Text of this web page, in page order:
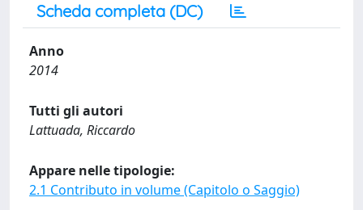
Scheda completa (DC)
Anno
2014
Tutti gli autori
Lattuada, Riccardo
Appare nelle tipologie:
2.1 Contributo in volume (Capitolo o Saggio)